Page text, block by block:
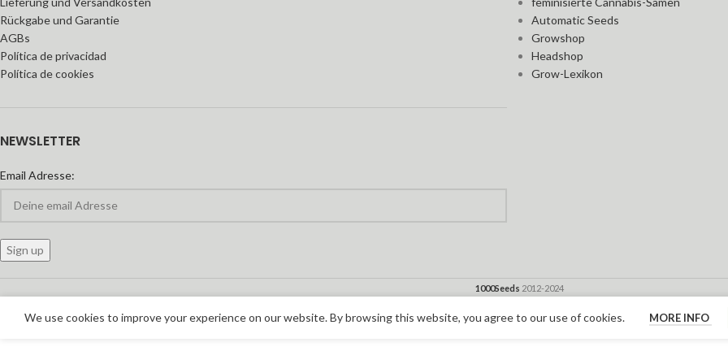
Rückgabe und Garantie
AGBs
Política de privacidad
Política de cookies
NEWSLETTER
Email Adresse:
Automatic Seeds
Growshop
Headshop
Grow-Lexikon
1000Seeds 2012-2024
We use cookies to improve your experience on our website. By browsing this website, you agree to our use of cookies. MORE INFO